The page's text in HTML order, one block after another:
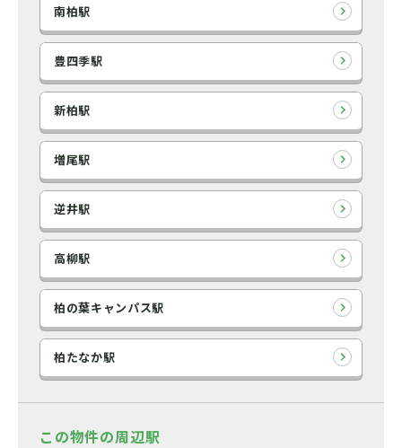
南柏駅
豊四季駅
新柏駅
増尾駅
逆井駅
高柳駅
柏の葉キャンパス駅
柏たなか駅
この物件の周辺駅